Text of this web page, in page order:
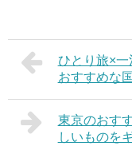
ひとり旅×
おすすめな
東京のおす
しいものを